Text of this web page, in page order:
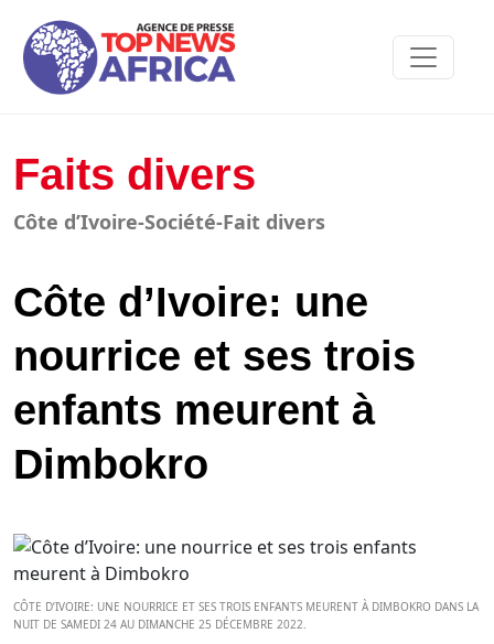
Faits divers
Côte d’Ivoire-Société-Fait divers
Côte d’Ivoire: une
nourrice et ses trois
enfants meurent à
Dimbokro
CÔTE D’IVOIRE: UNE NOURRICE ET SES TROIS ENFANTS MEURENT À DIMBOKRO DANS LA
NUIT DE SAMEDI 24 AU DIMANCHE 25 DÉCEMBRE 2022.